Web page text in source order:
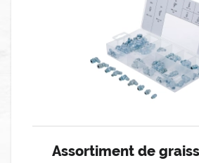
Assortiment de